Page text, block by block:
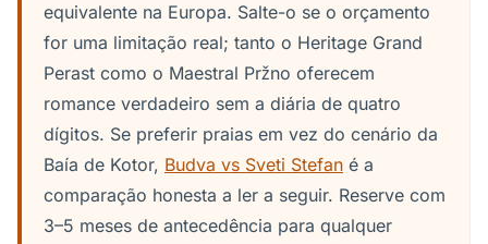
equivalente na Europa. Salte-o se o orçamento
for uma limitação real; tanto o Heritage Grand
Perast como o Maestral Pržno oferecem
romance verdadeiro sem a diária de quatro
dígitos. Se preferir praias em vez do cenário da
Baía de Kotor, Budva vs Sveti Stefan é a
comparação honesta a ler a seguir. Reserve com
3–5 meses de antecedência para qualquer